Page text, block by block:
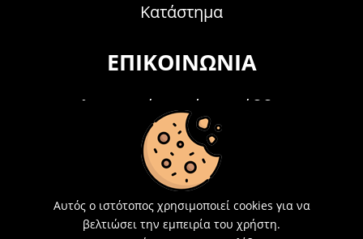
Κατάστημα
ΕΠΙΚΟΙΝΩΝΊΑ
Τηλεφωνικά Δευτέρα - Σάββατο
09:00 - 15:00
Τ: 26214 00104
info@acosmetics.gr
Αυτός ο ιστότοπος χρησιμοποιεί cookies για να
βελτιώσει την εμπειρία του χρήστη.